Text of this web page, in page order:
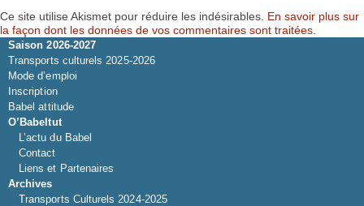
Ce site utilise Akismet pour réduire les indésirables. En savoir plus sur
la façon dont les données de vos commentaires sont traitées.
Saison 2026-2027
Transports culturels 2025-2026
Mode d’emploi
Inscription
Babel attitude
O’Babeltut
L’actu du Babel
Contact
Liens et Partenaires
Archives
Transports Culturels 2024-2025